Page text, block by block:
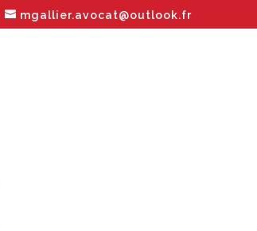
mgallier.avocat@outlook.fr